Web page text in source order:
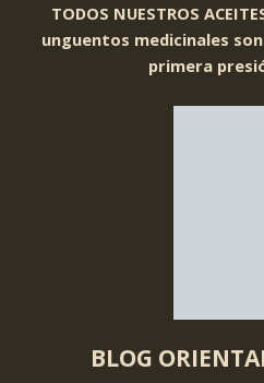
TODOS NUESTROS
unguentos medicinales
primera
BLOG